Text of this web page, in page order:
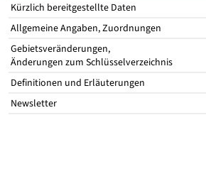
Kürzlich bereitgestellte Daten
Allgemeine Angaben, Zuordnungen
Gebietsveränderungen,
Änderungen zum Schlüsselverzeichnis
Definitionen und Erläuterungen
Newsletter